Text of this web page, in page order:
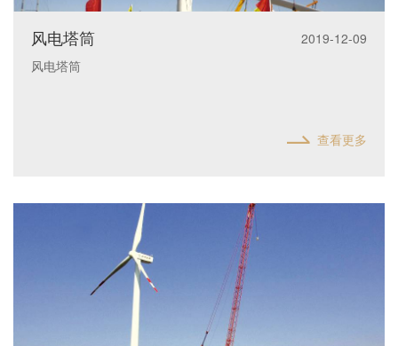
风电塔筒
2019-12-09
风电塔筒
查看更多